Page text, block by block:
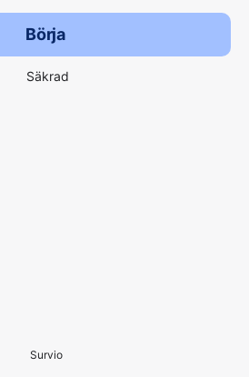
Börja
Säkrad
Survio